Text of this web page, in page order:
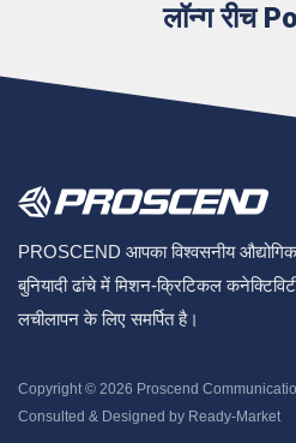
लॉन्ग रीच
PROSCEND आपका विश्वसनीय औद्योगिक
बुनियादी ढांचे में मिशन-क्रिटिकल
लचीलापन के लिए समर्पित है।
Copyright © 2026 Proscend
Consulted & Designed by Ready-Market